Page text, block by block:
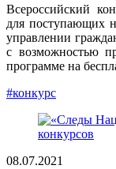
Всероссийский
для поступающих
управлении
с возможностью
программе на
#конкурс
08.07.2021